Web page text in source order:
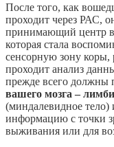
После того, как
проходит через РАС,
принимающий центр
которая стала
сенсорную зону коры,
проходит анализ
прежде всего должны
вашего мозга –
(миндалевидное
информацию с точки
выживания или для